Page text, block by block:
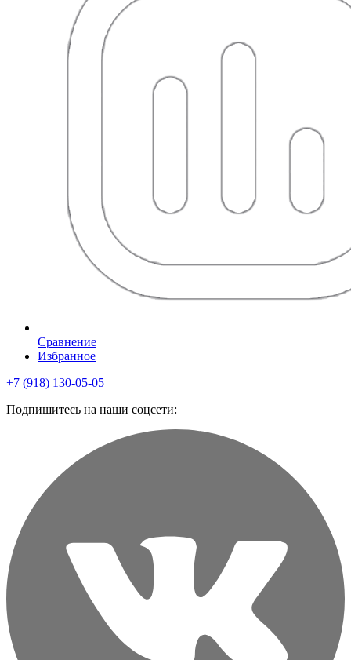
Сравнение
Избранное
+7 (918) 130-05-05
Подпишитесь на наши соцсети: